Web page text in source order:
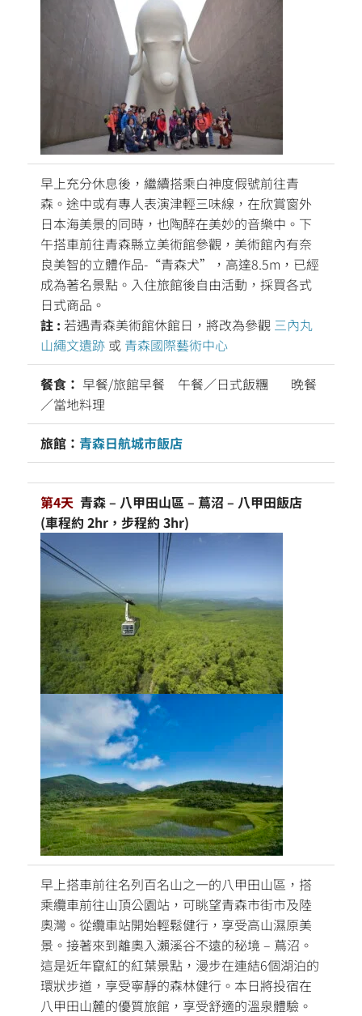
早上充分休息後，繼續搭乘白神度假號前往青
森。途中或有專人表演津輕三味線，在欣賞窗外
日本海美景的同時，也陶醉在美妙的音樂中。下
午搭車前往青森縣立美術館參觀，美術館內有奈
良美智的立體作品-“青森犬”，高達8.5m，已經
成為著名景點。入住旅館後自由活動，採買各式
日式商品。
註 : 若遇青森美術館休館日，將改為參觀 三內丸
山繩文遺跡 或 青森國際藝術中心
餐食： 早餐/旅館早餐 午餐／日式飯糰 晚餐
／當地料理
旅館： 青森日航城市飯店
第4天 青森 – 八甲田山區 – 蔦沼 – 八甲田飯店
(車程約 2hr，步程約 3hr)
早上搭車前往名列百名山之一的八甲田山區，搭
乘纜車前往山頂公園站，可眺望青森市街市及陸
奧灣。從纜車站開始輕鬆健行，享受高山濕原美
景。接著來到離奧入瀨溪谷不遠的秘境 – 蔦沼。
這是近年竄紅的紅葉景點，漫步在連結6個湖泊的
環狀步道，享受寧靜的森林健行。本日將投宿在
八甲田山麓的優質旅館，享受舒適的溫泉體驗。